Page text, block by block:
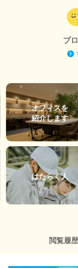
ブ
オフィスを
紹介します
はたらく人
閲覧履